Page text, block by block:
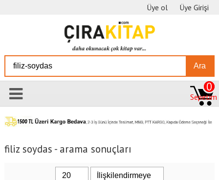
Üye ol Üye Girişi
Ara
Sepetim
0
filiz soydas - arama sonuçları